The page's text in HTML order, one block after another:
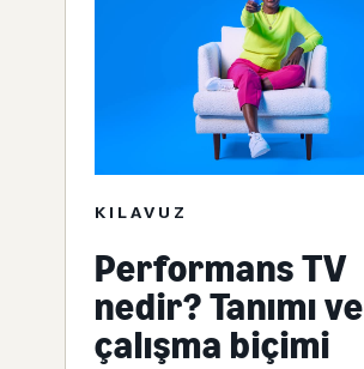
KILAVUZ
Performans TV
nedir? Tanımı ve
çalışma biçimi